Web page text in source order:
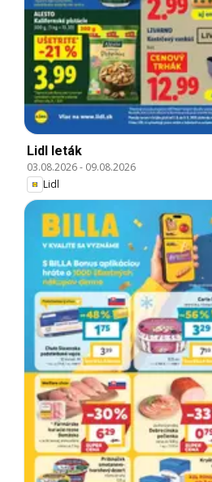
Lidl leták
03.08.2026- 09.08.2026
Lidl